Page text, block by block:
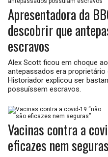
Apresentadora da
descobrir que
escravos
Alex Scott ficou em choque
antepassados era
Historiador explicou ser
possuíssem escravos.
Vacinas contra a
eficazes nem